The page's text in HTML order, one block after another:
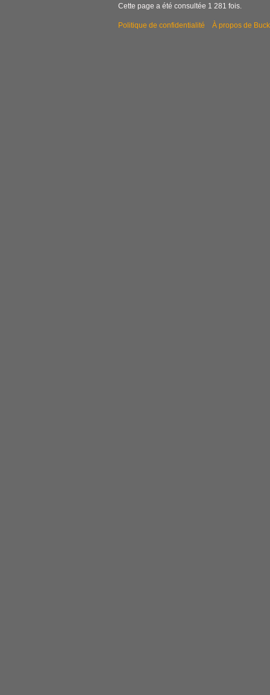
Cette page a été consultée 1 281 fois.
Politique de confidentialité À propos de